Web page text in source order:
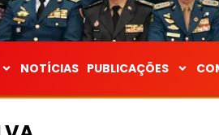
NOTÍCIAS PUBLICAÇÕES